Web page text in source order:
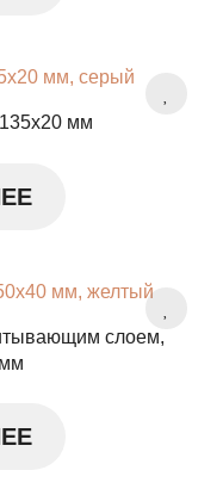
мм
слоем,